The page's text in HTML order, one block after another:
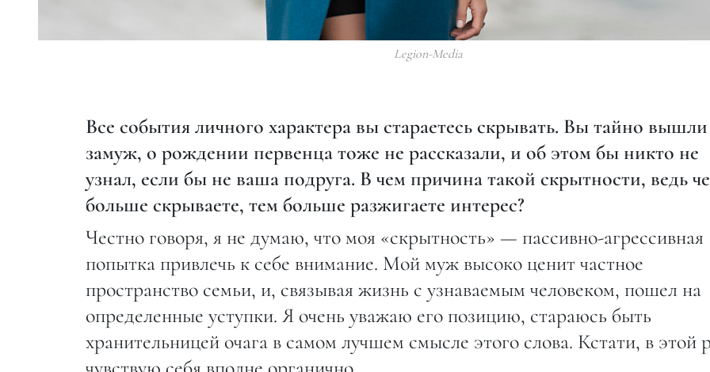
Legion-Media
Все события личного характера вы стараетесь скрывать. Вы тайно вышли
замуж, о рождении первенца тоже не рассказали, и об этом бы никто не
узнал, если бы не ваша подруга. В чем причина такой скрытности, ведь
больше скрываете, тем больше разжигаете интерес?
Честно говоря, я не думаю, что моя «скрытность» — пассивно-агрессивная
попытка привлечь к себе внимание. Мой муж высоко ценит частное
пространство семьи, и, связывая жизнь с узнаваемым человеком, пошел на
определенные уступки. Я очень уважаю его позицию, стараюсь быть
хранительницей очага в самом лучшем смысле этого слова. Кстати, в этой